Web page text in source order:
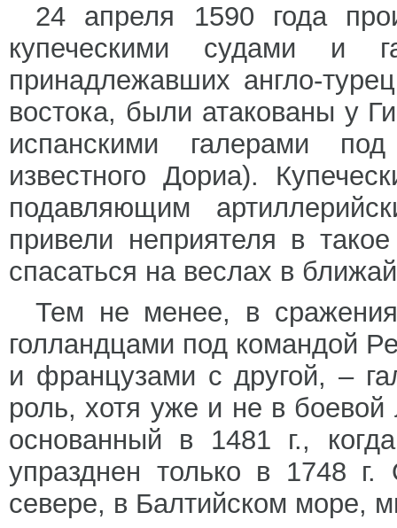
24 апреля 1590 года
купеческими судами и
принадлежавших англо-
востока, были атакованы у
испанскими галерами
известного Дориа).
подавляющим
привели неприятеля в
спасаться на веслах в
Тем не менее, в
голландцами под командой
и французами с другой, –
роль, хотя уже и не в
основанный в 1481 г.,
упразднен только в 1748
севере, в Балтийском море,